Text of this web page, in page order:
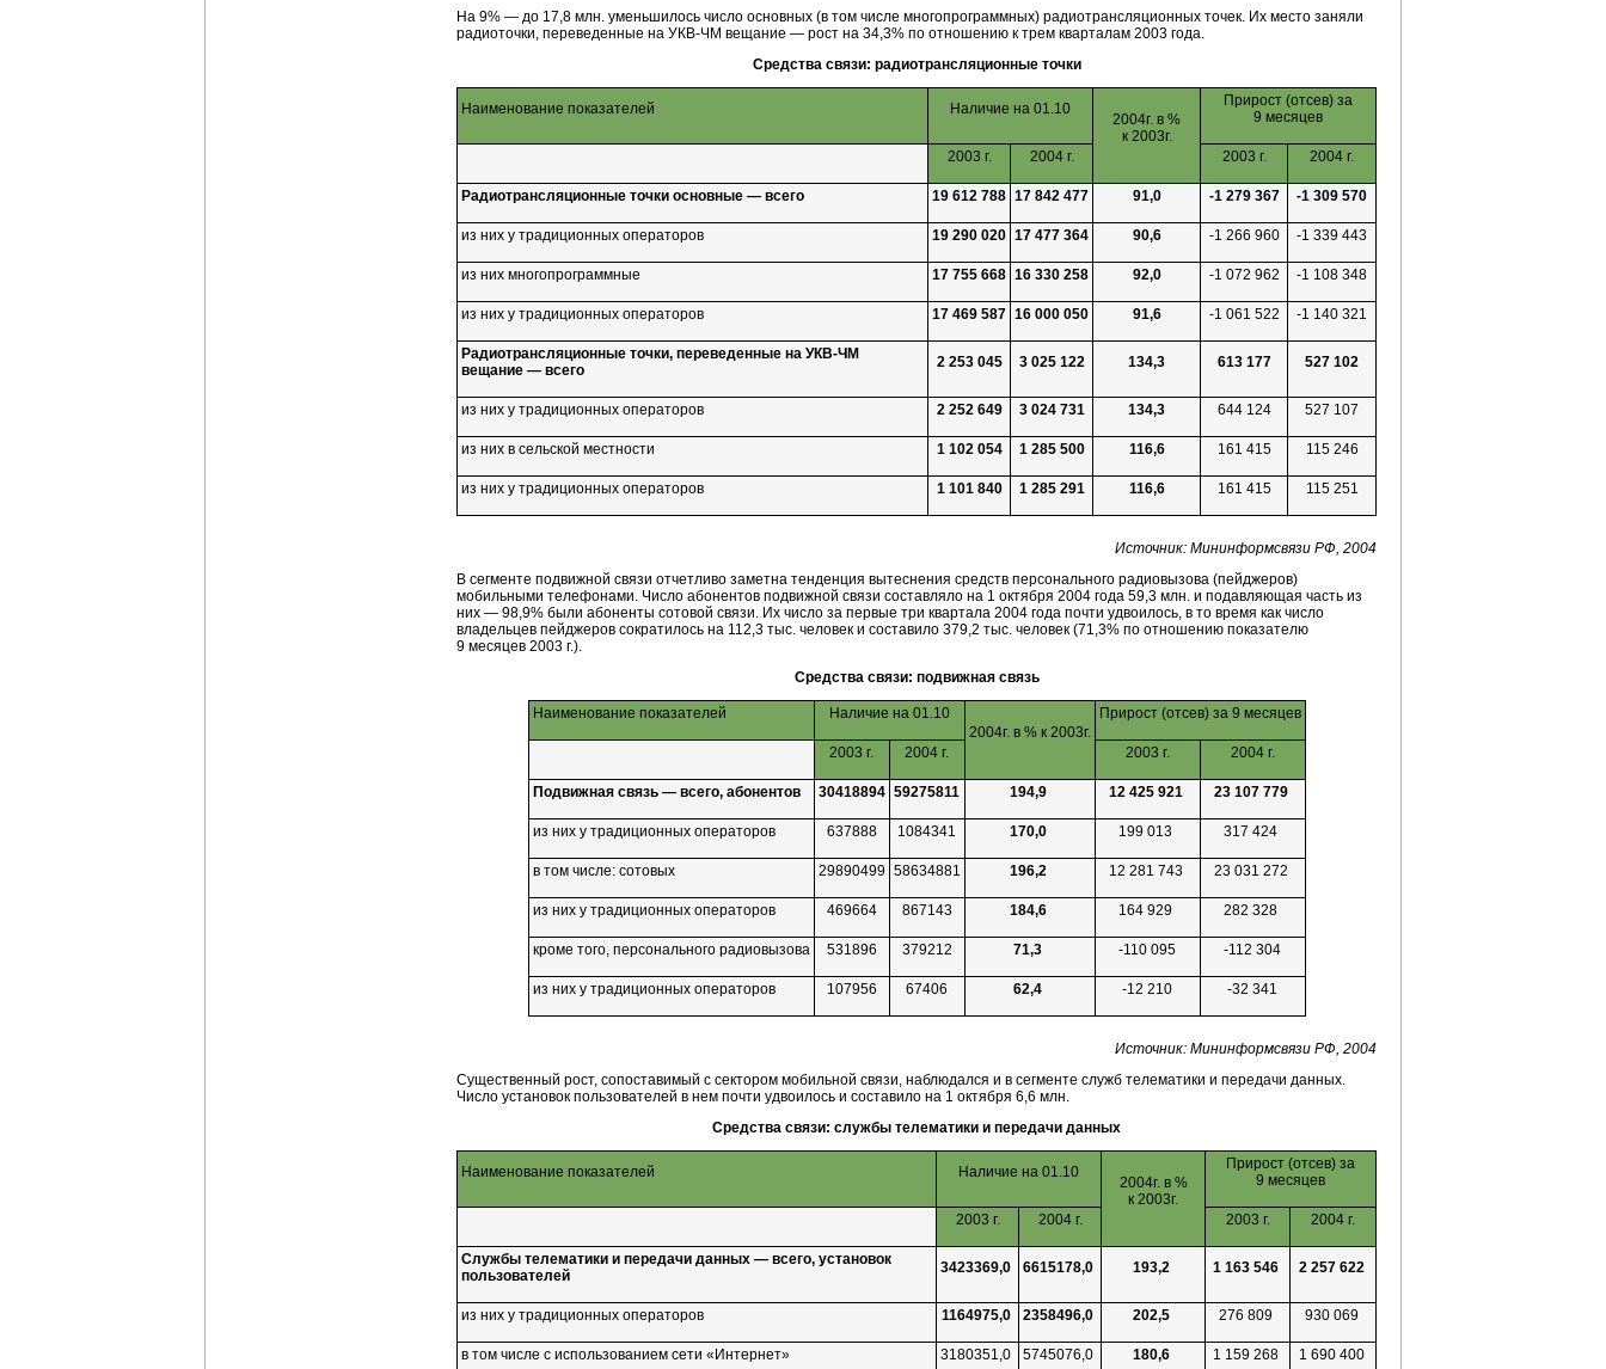
На 9% — до 17,8 млн. уменьшилось число основных (в том числе многопрограммных) радиотрансляционных точек. Их место заняли
радиоточки, переведенные на УКВ-ЧМ вещание — рост на 34,3% по отношению к трем кварталам 2003 года.
Средства связи: радиотрансляционные точки
Наименование показателей Наличие на 01.10
2004г. в %
к 2003г.
Прирост (отсев) за
9 месяцев
2003 г. 2004 г. 2003 г. 2004 г.
Радиотрансляционные точки основные — всего 19 612 788 17 842 477 91,0 -1 279 367 -1 309 570
из них у традиционных операторов 19 290 020 17 477 364 90,6 -1 266 960 -1 339 443
из них многопрограммные 17 755 668 16 330 258 92,0 -1 072 962 -1 108 348
из них у традиционных операторов 17 469 587 16 000 050 91,6 -1 061 522 -1 140 321
Радиотрансляционные точки, переведенные на УКВ-ЧМ
вещание — всего
2 253 045 3 025 122 134,3 613 177 527 102
из них у традиционных операторов 2 252 649 3 024 731 134,3 644 124 527 107
из них в сельской местности 1 102 054 1 285 500 116,6 161 415 115 246
из них у традиционных операторов 1 101 840 1 285 291 116,6 161 415 115 251
Источник: Мининформсвязи РФ, 2004
В сегменте подвижной связи отчетливо заметна тенденция вытеснения средств персонального радиовызова (пейджеров)
мобильными телефонами. Число абонентов подвижной связи составляло на 1 октября 2004 года 59,3 млн. и подавляющая часть из
них — 98,9% были абоненты сотовой связи. Их число за первые три квартала 2004 года почти удвоилось, в то время как число
владельцев пейджеров сократилось на 112,3 тыс. человек и составило 379,2 тыс. человек (71,3% по отношению показателю
9 месяцев 2003 г.).
Средства связи: подвижная связь
Наименование показателей
Наличие на 01.10
2004г. в % к 2003г.
Прирост (отсев) за 9 месяцев
2003 г. 2004 г. 2003 г. 2004 г.
Подвижная связь — всего, абонентов 30418894 59275811 194,9 12 425 921 23 107 779
из них у традиционных операторов 637888 1084341 170,0 199 013 317 424
в том числе: сотовых 29890499 58634881 196,2 12 281 743 23 031 272
из них у традиционных операторов 469664 867143 184,6 164 929 282 328
кроме того, персонального радиовызова 531896 379212 71,3 -110 095 -112 304
из них у традиционных операторов 107956 67406 62,4 -12 210 -32 341
Источник: Мининформсвязи РФ, 2004
Существенный рост, сопоставимый с сектором мобильной связи, наблюдался и в сегменте служб телематики и передачи данных.
Число установок пользователей в нем почти удвоилось и составило на 1 октября 6,6 млн.
Средства связи: службы телематики и передачи данных
Наименование показателей Наличие на 01.10
2004г. в %
к 2003г.
Прирост (отсев) за
9 месяцев
2003 г. 2004 г. 2003 г. 2004 г.
Службы телематики и передачи данных — всего, установок
пользователей
3423369,0 6615178,0 193,2 1 163 546 2 257 622
из них у традиционных операторов 1164975,0 2358496,0 202,5 276 809 930 069
в том числе с использованием сети «Интернет» 3180351,0 5745076,0 180,6 1 159 268 1 690 400